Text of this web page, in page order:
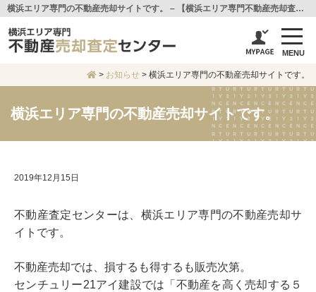
横浜エリア専門の不動産売却サイトです。 – 【横浜エリア専門不動産売却査定センター】センチュリー21アイ建設
MENU
> お知らせ > 横浜エリア専門の不動産売却サイトです。
横浜エリア専門の不動産売却サイトです。
2019年12月15日
不動産査定センターは、横浜エリア専門の不動産売却サ
イトです。
不動産売却では、損するも得するも販売次第。
センチュリー21アイ建設では「不動産を高く売却する５